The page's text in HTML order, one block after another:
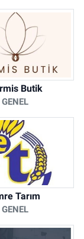
Butik
GENEL
Tarım
GENEL